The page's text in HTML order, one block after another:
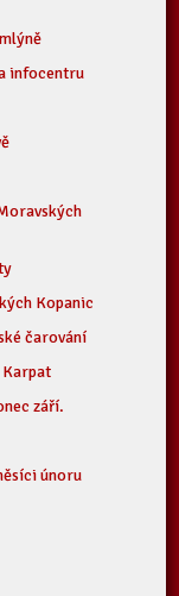
infocentru
Kopanic
čarování
Karpat
září.
únoru